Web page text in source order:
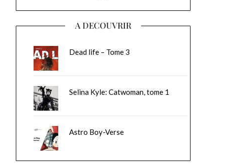
A DECOUVRIR
Dead life – Tome 3
Selina Kyle: Catwoman, tome 1
Astro Boy-Verse